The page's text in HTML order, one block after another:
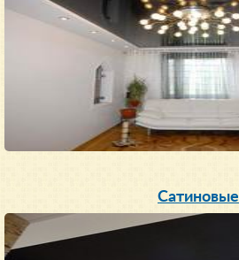
Сатиновые